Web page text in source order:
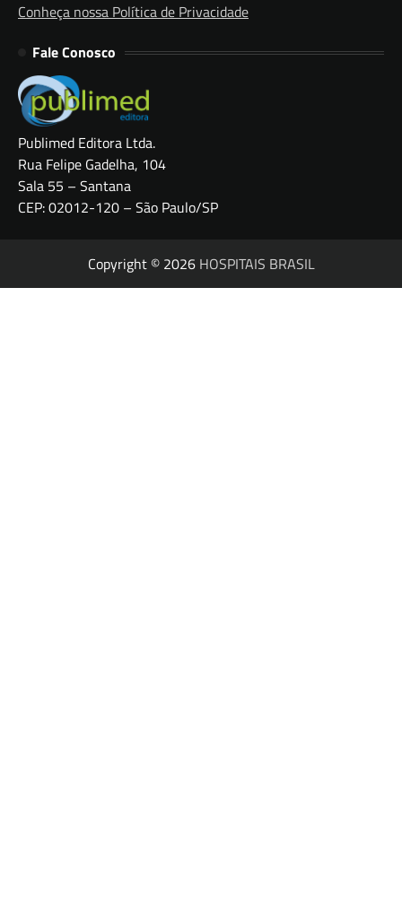
Conheça nossa Política de Privacidade
Fale Conosco
Publimed Editora Ltda.
Rua Felipe Gadelha, 104
Sala 55 – Santana
CEP: 02012-120 – São Paulo/SP
Copyright © 2026 HOSPITAIS BRASIL